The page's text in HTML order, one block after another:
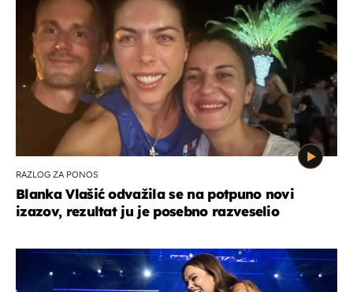
RAZLOG ZA PONOS
Blanka Vlašić odvažila se na potpuno novi
izazov, rezultat ju je posebno razveselio